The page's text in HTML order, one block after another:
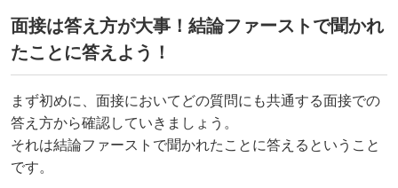
面接は答え方が大事！結論ファーストで聞かれ
たことに答えよう！
まず初めに、面接においてどの質問にも共通する面接での
答え方から確認していきましょう。
それは結論ファーストで聞かれたことに答えるということ
です。